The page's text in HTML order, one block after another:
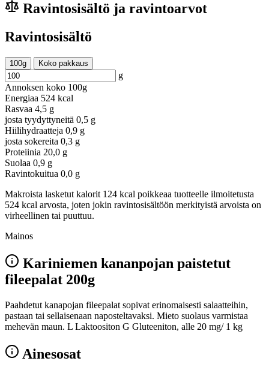
Ravintosisältö ja ravintoarvot
Ravintosisältö
100g Koko pakkaus
g
Annoksen koko 100g
Energiaa 524 kcal
Rasvaa 4,5 g
josta tyydyttyneitä 0,5 g
Hiilihydraatteja 0,9 g
josta sokereita 0,3 g
Proteiinia 20,0 g
Suolaa 0,9 g
Ravintokuitua 0,0 g
Makroista lasketut kalorit 124 kcal poikkeaa tuotteelle ilmoitetusta
524 kcal arvosta, joten jokin ravintosisältöön merkityistä arvoista on
virheellinen tai puuttuu.
Mainos
Kariniemen kananpojan paistetut
fileepalat 200g
Paahdetut kanapojan fileepalat sopivat erinomaisesti salaatteihin,
pastaan tai sellaisenaan naposteltavaksi. Mieto suolaus varmistaa
mehevän maun. L Laktoositon G Gluteeniton, alle 20 mg/ 1 kg
Ainesosat